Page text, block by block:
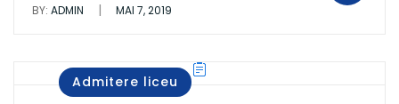
BY: ADMIN | MAI 7, 2019
Admitere liceu